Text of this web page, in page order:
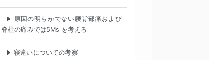
原因の明らかでない腰背部痛および
脊柱の痛みでは5Ms を考える
寝違いについての考察